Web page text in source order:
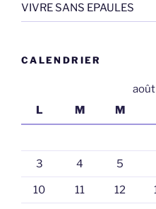
VIVRE SANS EPAULES
CALENDRIER
L
M M
3 4 5
10 11 12